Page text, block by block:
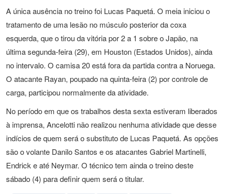
A única ausência no treino foi Lucas Paquetá. O meia iniciou o
tratamento de uma lesão no músculo posterior da coxa
esquerda, que o tirou da vitória por 2 a 1 sobre o Japão, na
última segunda-feira (29), em Houston (Estados Unidos), ainda
no intervalo. O camisa 20 está fora da partida contra a Noruega.
O atacante Rayan, poupado na quinta-feira (2) por controle de
carga, participou normalmente da atividade.
No período em que os trabalhos desta sexta estiveram liberados
à imprensa, Ancelotti não realizou nenhuma atividade que desse
indícios de quem será o substituto de Lucas Paquetá. As opções
são o volante Danilo Santos e os atacantes Gabriel Martinelli,
Endrick e até Neymar. O técnico tem ainda o treino deste
sábado (4) para definir quem será o titular.